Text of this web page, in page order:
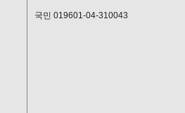
국민 019601-04-310043